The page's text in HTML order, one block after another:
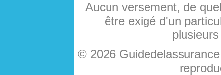
Aucun versement, de
être exigé d'un
© 2026